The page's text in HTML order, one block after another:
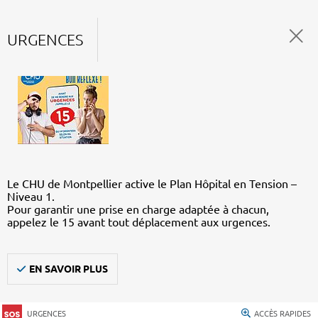
URGENCES
Le CHU de Montpellier active le Plan Hôpital en Tension –
Niveau 1.
Pour garantir une prise en charge adaptée à chacun,
appelez le 15 avant tout déplacement aux urgences.
EN SAVOIR PLUS
URGENCES ACCÈS RAPIDES